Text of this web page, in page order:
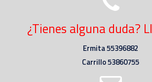
¿Tienes alguna duda?
Ermita 55396882
Carrillo 53860755